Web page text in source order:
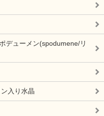
デューメン(spodumene/リ
入り水晶